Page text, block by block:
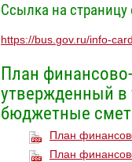
Ccылка на страницу
https://bus.gov.ru/info-
План
утвержденный в
бюджетные
План
План